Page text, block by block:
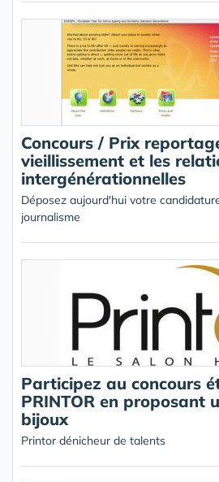
Concours / Prix
vieillissement et les
intergénérationnelles
Déposez aujourd'hui votre
journalisme
Participez au concours
PRINTOR en proposant
bijoux
Printor dénicheur de talents